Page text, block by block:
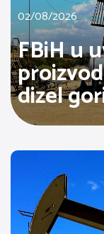
02/08/2026
FBiH u
dizel